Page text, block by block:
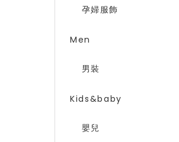
孕婦服飾
Men
男裝
Kids&baby
嬰兒